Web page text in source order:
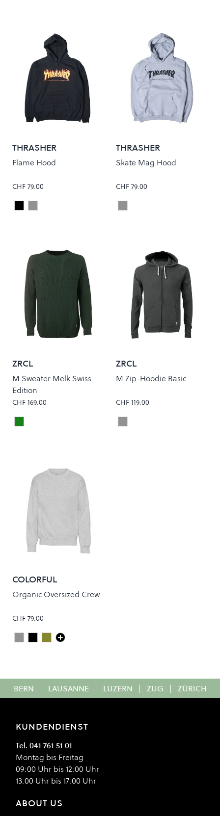
THRASHER
Flame Hood
CHF 79.00
Colour
BlackGrey
THRASHER
Skate Mag Hood
CHF 79.00
Colour
Grey
ZRCL
M Sweater Melk Swiss
Edition
CHF 169.00
Colour
Dark Green
ZRCL
M Zip-Hoodie Basic
CHF 119.00
Colour
Onyx
COLORFUL
STANDARD
Organic Oversized Crew
CHF 79.00
Colour
Heather Grey
Deep Black
Dusty Olive
BERN | LAUSANNE | LUZERN | ZUG | ZÜRICH
KUNDENDIENST
Tel. 041 761 51 01
Montag bis Freitag
09:00 Uhr bis 12:00 Uhr
13:00 Uhr bis 17:00 Uhr
ABOUT US